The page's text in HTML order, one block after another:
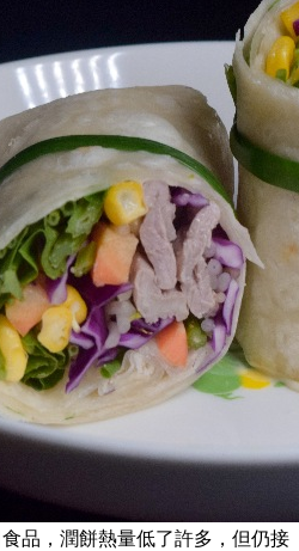
品，潤餅熱量低了許多，但仍接